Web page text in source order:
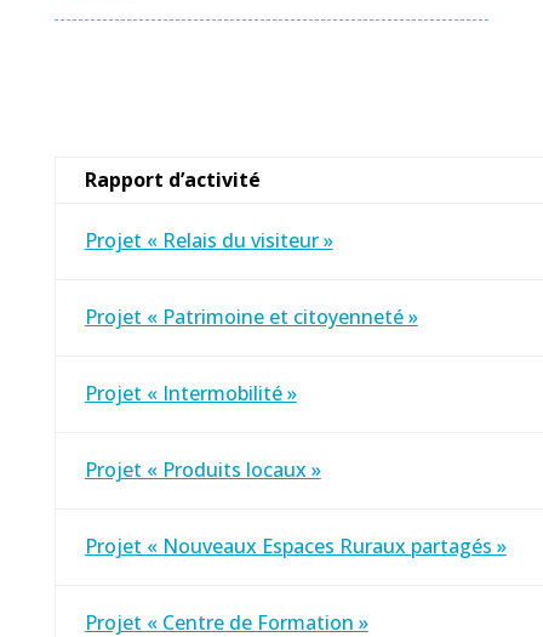
Rapport d’activité
Projet « Relais du visiteur »
Projet « Patrimoine et citoyenneté »
Projet « Intermobilité »
Projet « Produits locaux »
Projet « Nouveaux Espaces Ruraux partagés »
Projet « Centre de Formation »